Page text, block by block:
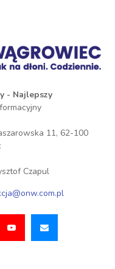
- Najlepszy
11, 62-100
Czapul